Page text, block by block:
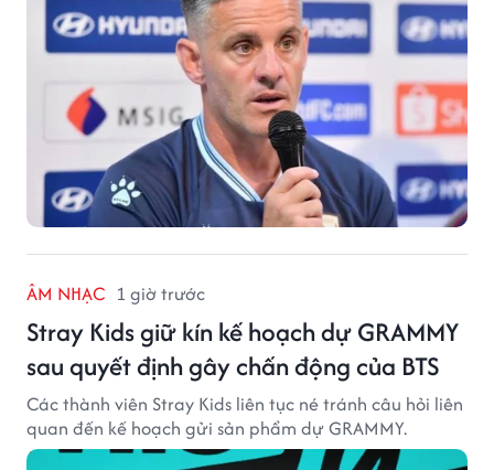
ÂM NHẠC 1 giờ trước
Stray Kids giữ kín kế hoạch dự GRAMMY
sau quyết định gây chấn động của BTS
Các thành viên Stray Kids liên tục né tránh câu hỏi liên
quan đến kế hoạch gửi sản phẩm dự GRAMMY.